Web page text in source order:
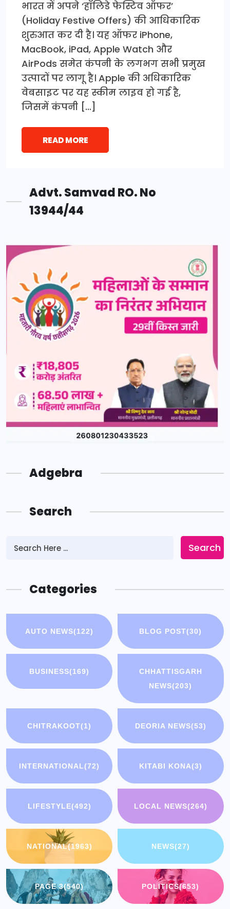
भारत में अपने ‘हॉलिडे फेस्टिव ऑफर’
(Holiday Festive Offers) की आधिकारिक
शुरुआत कर दी है। यह ऑफर iPhone,
MacBook, iPad, Apple Watch और
AirPods समेत कंपनी के लगभग सभी प्रमुख
उत्पादों पर लागू है। Apple की अधिकारिक
वेबसाइट पर यह स्कीम लाइव हो गई है,
जिसमें कंपनी […]
READ MORE
Advt. Samvad RO. No
13944/44
Adgebra
Search
Search
Categories
AUTO NEWS(122) BLOG POST(30)
BUSINESS(169)
CHHATTISGARH
NEWS(203)
CHITRAKOOT(1) DEORIA NEWS(53)
INTERNATIONAL(72) KITABI KONA(3)
LIFESTYLE(492) LOCAL NEWS(264)
NATIONAL(1963) NEWS(27)
PAGE 3(540) POLITICS(653)